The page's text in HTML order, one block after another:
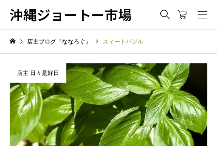
沖縄ジョートー市場
店主ブログ『ななろぐ』 スィートバジル
店主 日々是好日